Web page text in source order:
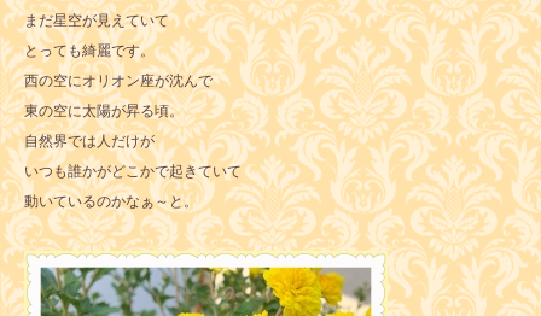
まだ星空が見えていて
とっても綺麗です。
西の空にオリオン座が沈んで
東の空に太陽が昇る頃。
自然界では人だけが
いつも誰かがどこかで起きていて
動いているのかなぁ～と。